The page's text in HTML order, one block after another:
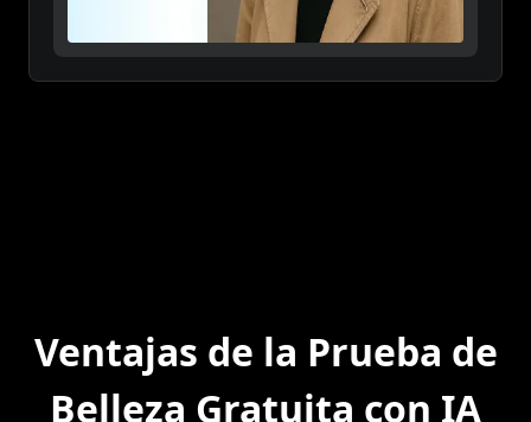
Ventajas de la Prueba de
Belleza Gratuita con IA